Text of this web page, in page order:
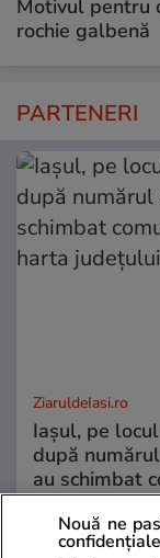
Motivul pentru
rochie galbenă
PARTENERI
ZiaruldeIasi.ro
Iașul, pe
după
au schimbat
Nouă ne
confidențiale